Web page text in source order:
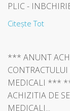
PLIC -
Citește Tot
*** ANUNT
CONTRACTULUI
MEDICALI ***
ACHIZITIA DE
MEDICALI...